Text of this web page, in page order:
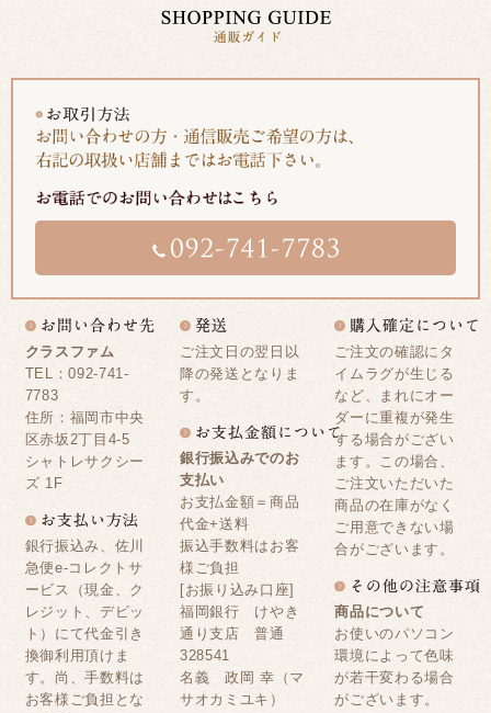
クラスファム
TEL：092-741-
7783
住所：福岡市中央
区赤坂2丁目4-5
シャトレサクシー
ズ 1F
銀行振込み、佐川
急便e-コレクトサ
ービス（現金、ク
レジット、デビッ
ト）にて代金引き
換御利用頂けま
す。尚、手数料は
お客様ご負担とな
ご注文日の翌日以
降の発送となりま
す。
銀行振込みでのお
支払い
お支払金額＝商品
代金+送料
振込手数料はお客
様ご負担
[お振り込み口座]
福岡銀行 けやき
通り支店 普通
328541
名義 政岡 幸（マ
サオカミユキ）
ご注文の確認にタ
イムラグが生じる
など、まれにオー
ダーに重複が発生
する場合がござい
ます。この場合、
ご注文いただいた
商品の在庫がなく
ご用意できない場
合がございます。
商品について
お使いのパソコン
環境によって色味
が若干変わる場合
がございます。